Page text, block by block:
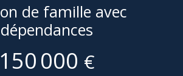
de famille avec
dépendances
150 000 €